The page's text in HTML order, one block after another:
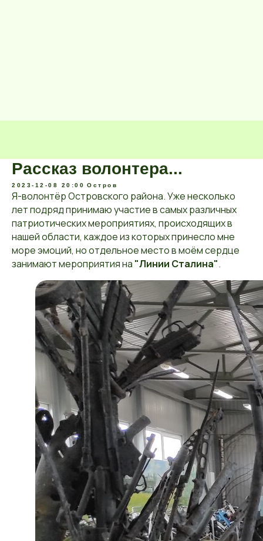
Рассказ волонтера...
2023-12-08 20:00 Остров
Я-волонтёр Островского района. Уже несколько
лет подряд принимаю участие в самых различных
патриотических мероприятиях, происходящих в
нашей области, каждое из которых принесло мне
море эмоций, но отдельное место в моём сердце
занимают мероприятия на "Линии Сталина".